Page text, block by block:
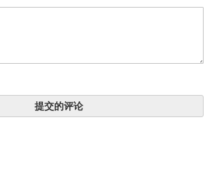
提交的评论